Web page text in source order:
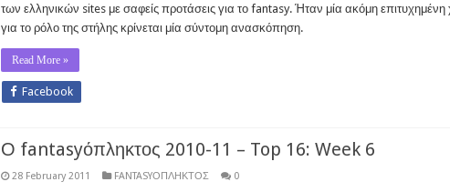
των ελληνικών sites με σαφείς προτάσεις για το fantasy. Ήταν μία ακόμη επιτυχημένη
για το ρόλο της στήλης κρίνεται μία σύντομη ανασκόπηση.
Read More »
Facebook
Ο fantasyόπληκτος 2010-11 – Top 16: Week 6
28 February 2011 FANTASYΟΠΛΗΚΤΟΣ 0